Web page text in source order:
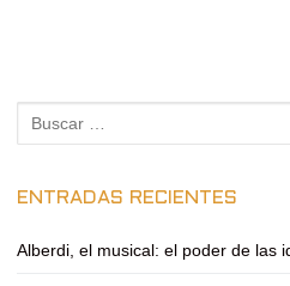
Buscar:
ENTRADAS RECIENTES
Alberdi, el musical: el poder de las